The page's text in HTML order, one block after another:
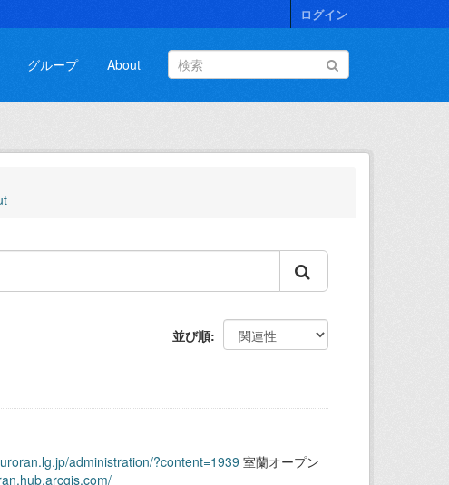
ログイン
グループ About
並び順
administration/?content=1939 室蘭オープン